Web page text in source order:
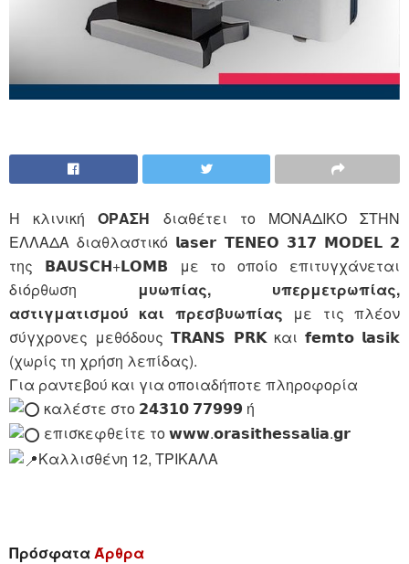
Η κλινικήΟΡΑΣΗ διαθέτει το ΜΟΝΑΔΙΚΟ ΣΤΗΝ
ΕΛΛΑΔΑ διαθλαστικό 𝗹𝗮𝘀𝗲𝗿 𝗧𝗘𝗡𝗘𝗢 𝟯𝟭𝟳 𝗠𝗢𝗗𝗘𝗟 𝟮
της 𝗕𝗔𝗨𝗦𝗖𝗛+𝗟𝗢𝗠𝗕 με το οποίο επιτυγχάνεται
διόρθωση μυωπίας, υπερμετρωπίας,
αστιγματισμού και πρεσβυωπίας με τις πλέον
σύγχρονες μεθόδους 𝗧𝗥𝗔𝗡𝗦 𝗣𝗥𝗞 και 𝗳𝗲𝗺𝘁𝗼 𝗹𝗮𝘀𝗶𝗸
(χωρίς τη χρήση λεπίδας).
Για ραντεβού και για οποιαδήποτε πληροφορία
καλέστε στο 𝟮𝟰𝟯𝟭𝟬 𝟳𝟳𝟵𝟵𝟵 ή
επισκεφθείτε το 𝘄𝘄𝘄.𝗼𝗿𝗮𝘀𝗶𝘁𝗵𝗲𝘀𝘀𝗮𝗹𝗶𝗮.𝗴𝗿
Καλλισθένη 12, ΤΡΙΚΑΛΑ
ΠρόσφαταΆρθρα